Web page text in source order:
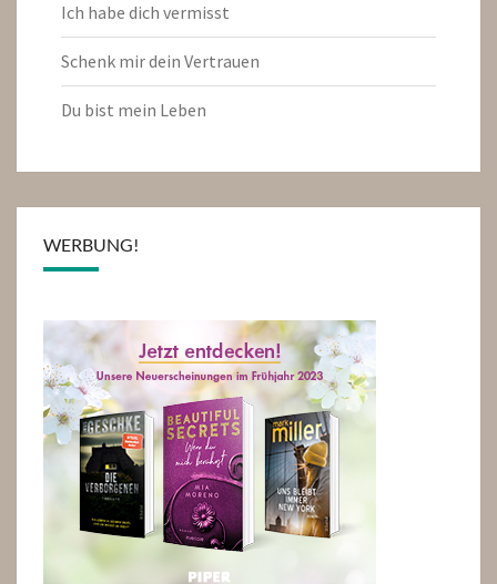
Ich habe dich vermisst
Schenk mir dein Vertrauen
Du bist mein Leben
WERBUNG!